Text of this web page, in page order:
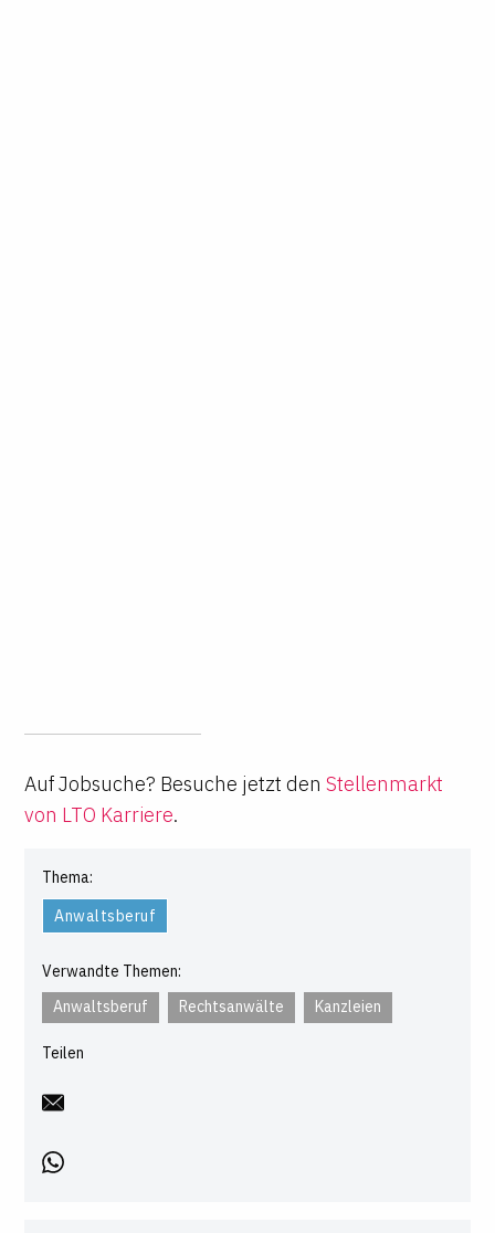
Auf Jobsuche? Besuche jetzt den Stellenmarkt
von LTO Karriere.
Thema:
Anwaltsberuf
Verwandte Themen:
Anwaltsberuf
Rechtsanwälte Kanzleien
Teilen